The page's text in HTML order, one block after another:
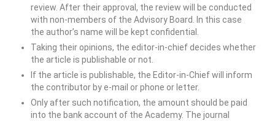
review. After their approval, the review will be conducted
with non-members of the Advisory Board. In this case
the author’s name will be kept confidential.
Taking their opinions, the editor-in-chief decides whether
the article is publishable or not.
If the article is publishable, the Editor-in-Chief will inform
the contributor by e-mail or phone or letter.
Only after such notification, the amount should be paid
into the bank account of the Academy. The journal